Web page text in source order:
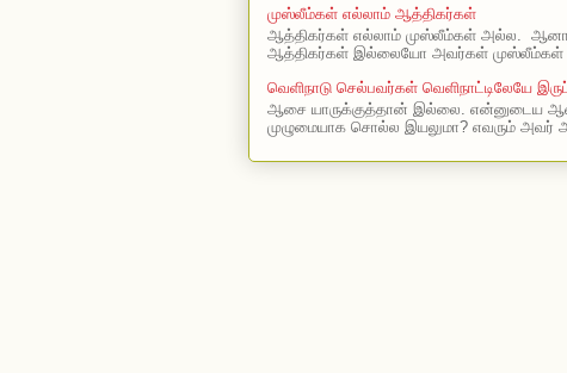
முஸ்லீம்கள் எல்லாம் ஆத்திகர்கள்
ஆத்திகர்கள் எல்லாம் முஸ்லீம்கள் அல்ல.
ஆத்திகர்கள் இல்லையோ அவர்கள் முஸ்லீம்கள்
வெளிநாடு செல்பவர்கள் வெளிநாட்டிலேயே
ஆசை யாருக்குத்தான் இல்லை. என்னுடைய
முழுமையாக சொல்ல இயலுமா? எவரும்